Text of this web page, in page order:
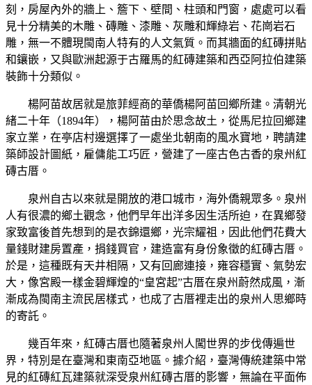
刻，房屋內外的牆上、簷下、壁間、柱頭和門窗，處處可以看
見十分精美的木雕、磚雕、漆雕、灰雕和輝綠岩、花崗岩石
雕，無一不體現閩南人特有的人文氣質。而其牆面的紅磚拼貼
和鑲嵌，又與歐洲起源于古羅馬的紅磚建築和西亞阿拉伯建築
裝飾十分類似。
楊阿苗故居就是旅菲經商的華僑楊阿苗回鄉所建。清朝光
緒二十年（1894年），楊阿苗由於思念故土，從馬尼拉回鄉建
家立業，在亭店村邊選擇了一處坐北朝南的風水寶地，聘請建
築師設計圖紙，雇傭能工巧匠，營建了一座古色古香的泉州紅
磚古厝。
泉州自古以來就是開放的港口城市，海外僑親眾多。泉州
人有很濃的鄉土觀念，他們早年出洋多因生活所迫，在異鄉發
家致富後首先想到的是衣錦還鄉，光宗耀祖，因此他們花費大
量錢財建房置產，捐錢買官，建造富有身份象徵的紅磚古厝。
於是，這種既有天井相隔，又有回廊連接，雍容穩實、氣勢宏
大，像宮殿一樣金碧輝煌的“皇宮起”古厝在泉州蔚然成風，漸
漸成為閩南主流民居樣式，也成了古厝裡走出的泉州人思鄉時
的寄託。
幾百年來，紅磚古厝也隨著泉州人闖世界的步伐傳遍世
界，特別是在臺灣和東南亞地區。據介紹，臺灣傳統建築中常
見的紅磚紅瓦建築就深受泉州紅磚古厝的影響，無論在平面佈